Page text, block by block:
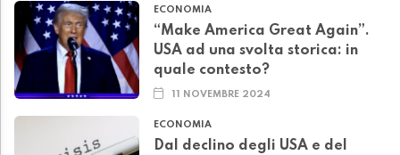
ECONOMIA
“Make America Great Again”.
USA ad una svolta storica: in
quale contesto?
11 NOVEMBRE 2024
ECONOMIA
Dal declino degli USA e del